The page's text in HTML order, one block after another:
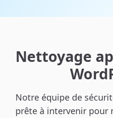
Nettoyage
Notre équipe de
prête à intervenir pour